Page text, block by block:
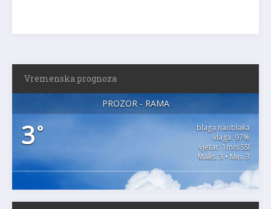
Vremenska prognoza
PROZOR - RAMA
3°
blaga naoblaka
vlaga: 97%
vjetar: 1m/s SSI
Maks. 3 • Min. 3